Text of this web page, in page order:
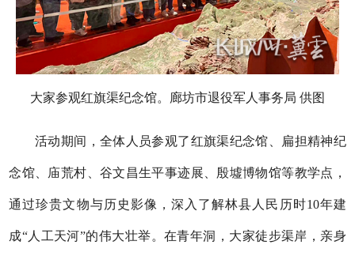
大家参观红旗渠纪念馆。廊坊市退役军人事务局 供图
活动期间，全体人员参观了红旗渠纪念馆、扁担精神纪
念馆、庙荒村、谷文昌生平事迹展、殷墟博物馆等教学点，
通过珍贵文物与历史影像，深入了解林县人民历时10年建
成“人工天河”的伟大壮举。在青年洞，大家徒步渠岸，亲身